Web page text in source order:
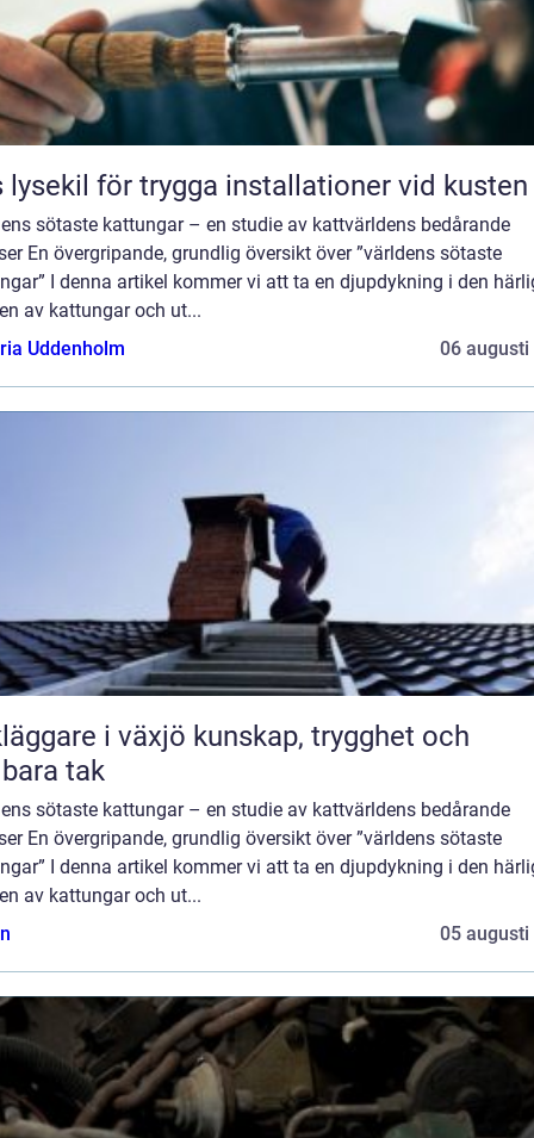
lysekil för trygga installationer vid kusten
sötaste kattungar – en studie av kattvärldens bedårande
En övergripande, grundlig översikt över ”världens sötaste
I denna artikel kommer vi att ta en djupdykning i den
av kattungar och ut...
Uddenholm
06 augusti
i växjö kunskap, trygghet och
tak
sötaste kattungar – en studie av kattvärldens bedårande
En övergripande, grundlig översikt över ”världens sötaste
I denna artikel kommer vi att ta en djupdykning i den
av kattungar och ut...
05 augusti